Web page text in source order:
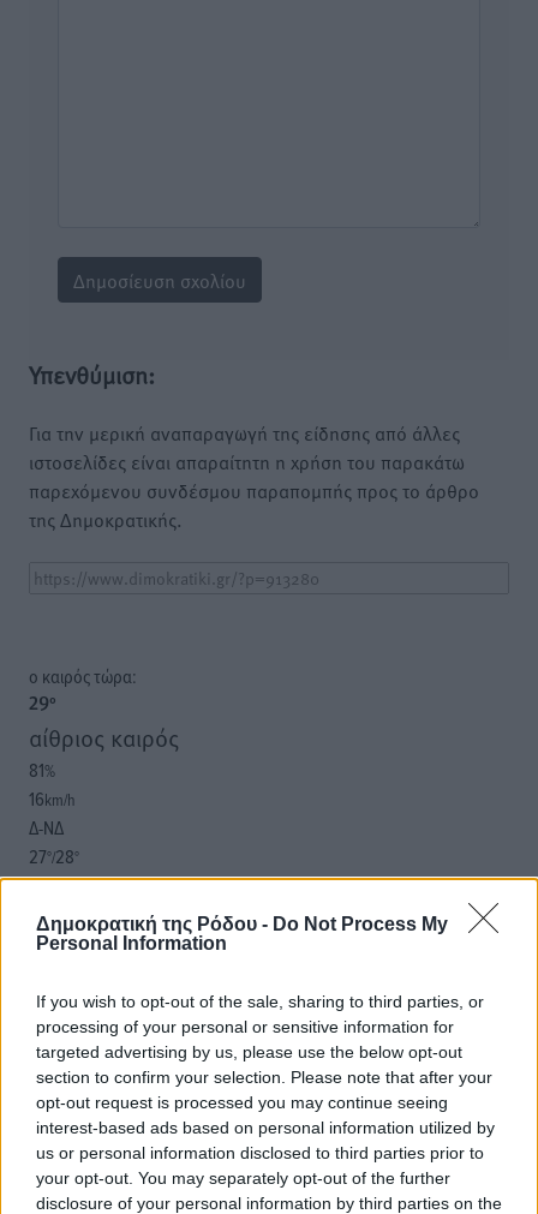
Δημοκρατική της Ρόδου - Do Not Process My
Personal Information
If you wish to opt-out of the sale, sharing to third parties, or
processing of your personal or sensitive information for
targeted advertising by us, please use the below opt-out
section to confirm your selection. Please note that after your
opt-out request is processed you may continue seeing
interest-based ads based on personal information utilized by
us or personal information disclosed to third parties prior to
your opt-out. You may separately opt-out of the further
disclosure of your personal information by third parties on the
Υπενθύμιση:
Για την μερική αναπαραγωγή της είδησης από άλλες
ιστοσελίδες είναι απαραίτητη η χρήση του παρακάτω
παρεχόμενου συνδέσμου παραπομπής προς το άρθρο
της Δημοκρατικής.
o καιρός τώρα:
29°
αίθριος καιρός
81%
16km/h
Δ-ΝΔ
27°/28°
06:18
20:07
πρόγνωση:
ΣΑ
30°
ΚΥ
29°
ΔΕ
29°
ΤΡ